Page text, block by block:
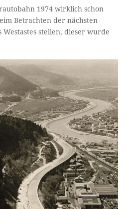
1974 wirklich schon
Betrachten der nächsten
Westastes stellen, dieser wurde